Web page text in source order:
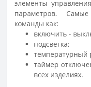
элементы
параметров.
команды как:
включить -
подсветка;
температурный
таймер
всех изделиях.